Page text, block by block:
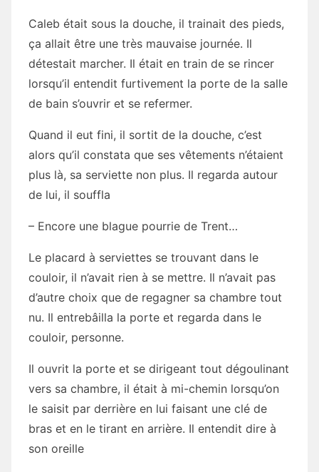
Caleb était sous la douche, il trainait des pieds,
ça allait être une très mauvaise journée. Il
détestait marcher. Il était en train de se rincer
lorsqu’il entendit furtivement la porte de la salle
de bain s’ouvrir et se refermer.
Quand il eut fini, il sortit de la douche, c’est
alors qu’il constata que ses vêtements n’étaient
plus là, sa serviette non plus. Il regarda autour
de lui, il souffla
– Encore une blague pourrie de Trent…
Le placard à serviettes se trouvant dans le
couloir, il n’avait rien à se mettre. Il n’avait pas
d’autre choix que de regagner sa chambre tout
nu. Il entrebâilla la porte et regarda dans le
couloir, personne.
Il ouvrit la porte et se dirigeant tout dégoulinant
vers sa chambre, il était à mi-chemin lorsqu’on
le saisit par derrière en lui faisant une clé de
bras et en le tirant en arrière. Il entendit dire à
son oreille